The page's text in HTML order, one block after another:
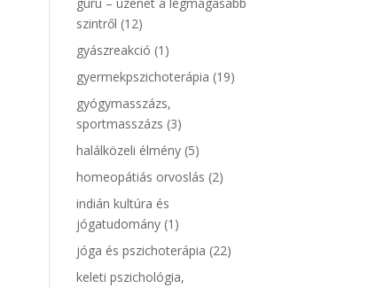
szintről (12)
gyászreakció (1)
gyermekpszichoterápia (19)
gyógymasszázs,
sportmasszázs (3)
halálközeli élmény (5)
homeopátiás orvoslás (2)
indián kultúra és
jógatudomány (1)
jóga és pszichoterápia (22)
keleti pszichológia,